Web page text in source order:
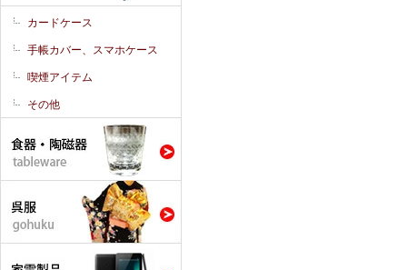
カードケース
手帳カバー、スマホケース
喫煙アイテム
その他